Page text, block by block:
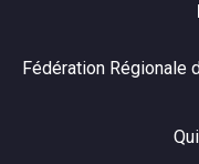
Fédération Régionale